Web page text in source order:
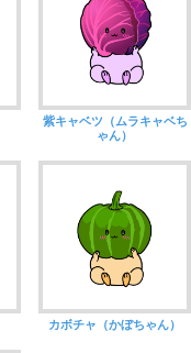
紫キャベツ（ムラキャベち
ゃん）
カボチャ（かぼちゃん）